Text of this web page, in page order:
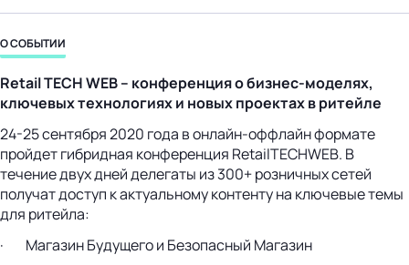
О СОБЫТИИ
Retail TECH WEB– конференция о бизнес-моделях,
ключевых технологиях и новых проектах в ритейле
24-25 сентября2020 года в онлайн-оффлайн формате
пройдет гибридная конференция RetailTECHWEB. В
течение двух дней делегаты из 300+ розничных сетей
получат доступ к актуальному контенту на ключевые темы
для ритейла:
· Магазин Будущего и Безопасный Магазин